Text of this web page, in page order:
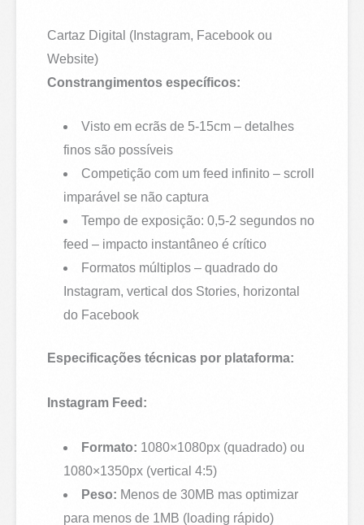
Cartaz Digital (Instagram, Facebook ou
Website)
Constrangimentos específicos:
Visto em ecrãs de 5-15cm – detalhes
finos são possíveis
Competição com um feed infinito – scroll
imparável se não captura
Tempo de exposição: 0,5-2 segundos no
feed – impacto instantâneo é crítico
Formatos múltiplos – quadrado do
Instagram, vertical dos Stories, horizontal
do Facebook
Especificações técnicas por plataforma:
Instagram Feed:
Formato: 1080×1080px (quadrado) ou
1080×1350px (vertical 4:5)
Peso: Menos de 30MB mas optimizar
para menos de 1MB (loading rápido)